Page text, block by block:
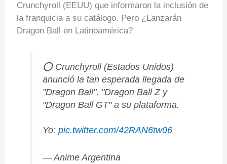
Crunchyroll (EEUU) que informaron la inclusión de
la franquicia a su catálogo. Pero ¿Lanzarán
Dragon Ball en Latinoamérica?
⭕ Crunchyroll (Estados Unidos)
anunció la tan esperada llegada de
"Dragon Ball", "Dragon Ball Z y
"Dragon Ball GT" a su plataforma.
Yo:pic.twitter.com/42RAN6tw06
— Anime Argentina